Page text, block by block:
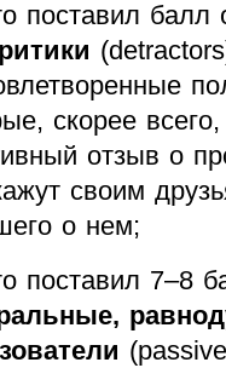
поставил балл
скорее
отзыв о
своим
о нем;
поставил 7–8